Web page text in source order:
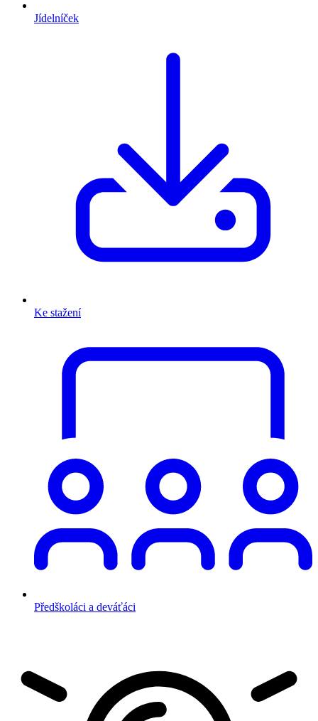
Jídelníček
Ke stažení
Předškoláci a deváťáci